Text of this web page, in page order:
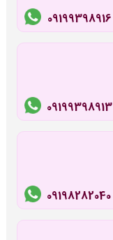
09199398916
09199398913
09198282040